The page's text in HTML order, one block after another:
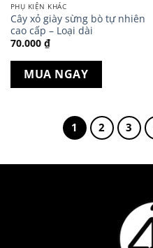
PHỤ KIỆN KHÁC
Cây xỏ giày sừng bò tự nhiên
cao cấp – Loại dài
70.000 ₫
MUA NGAY
1 2 3